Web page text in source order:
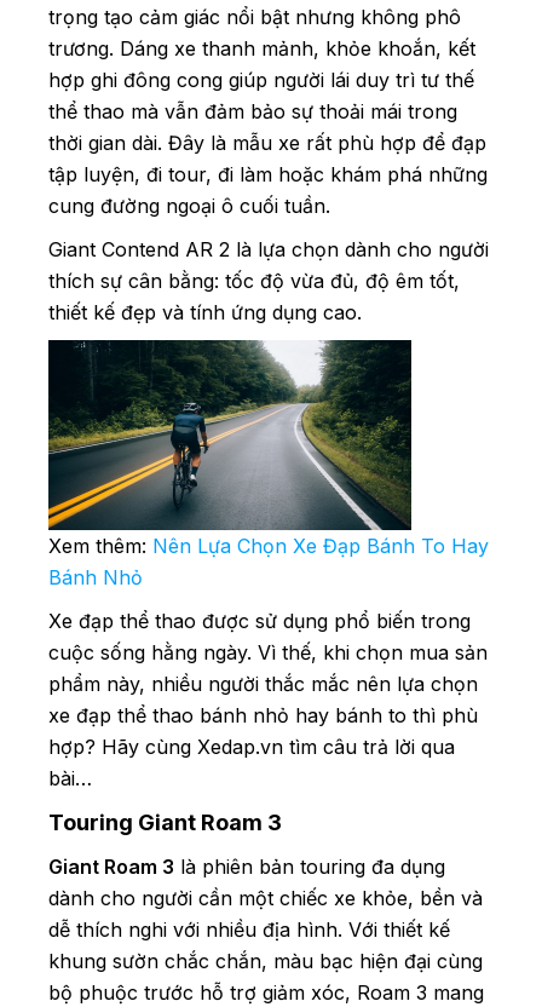
trọng tạo cảm giác nổi bật nhưng không phô
trương. Dáng xe thanh mảnh, khỏe khoắn, kết
hợp ghi đông cong giúp người lái duy trì tư thế
thể thao mà vẫn đảm bảo sự thoải mái trong
thời gian dài. Đây là mẫu xe rất phù hợp để đạp
tập luyện, đi tour, đi làm hoặc khám phá những
cung đường ngoại ô cuối tuần.
Giant Contend AR 2 là lựa chọn dành cho người
thích sự cân bằng: tốc độ vừa đủ, độ êm tốt,
thiết kế đẹp và tính ứng dụng cao.
Xem thêm: Nên Lựa Chọn Xe Đạp Bánh To Hay
Bánh Nhỏ
Xe đạp thể thao được sử dụng phổ biến trong
cuộc sống hằng ngày. Vì thế, khi chọn mua sản
phẩm này, nhiều người thắc mắc nên lựa chọn
xe đạp thể thao bánh nhỏ hay bánh to thì phù
hợp? Hãy cùng Xedap.vn tìm câu trả lời qua
bài…
Touring Giant Roam 3
Giant Roam 3 là phiên bản touring đa dụng
dành cho người cần một chiếc xe khỏe, bền và
dễ thích nghi với nhiều địa hình. Với thiết kế
khung sườn chắc chắn, màu bạc hiện đại cùng
bộ phuộc trước hỗ trợ giảm xóc, Roam 3 mang